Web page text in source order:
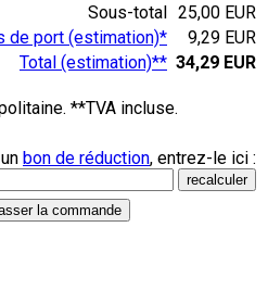
Sous-total 25,00 EUR
de port (estimation)*
9,29 EUR
Total (estimation)** 34,29 EUR
**TVA incluse.
bon de réduction, entrez-le ici :
la commande